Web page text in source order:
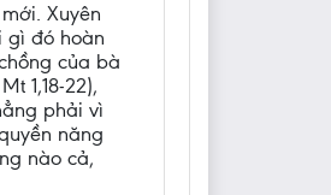
Xuyên
gì đó hoàn
của bà
1,18-22),
phải vì
năng
nào cả,